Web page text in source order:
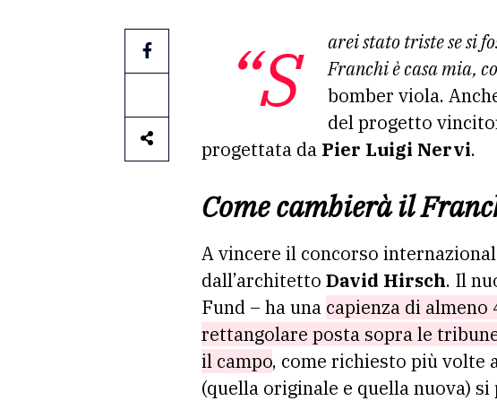
“Sarei stato triste se si fosse deciso di rifare un nuovo stadio senza ripartire dal Franchi. Il Franchi è casa mia,
bomber viola.
del progetto
progettata da Pier Luigi Nervi.
Come cambierà il
A vincere il concorso
dall’architetto David Hirsch. Il
Fund – ha una capienza di
rettangolare posta sopra le
il campo, come richiesto più volte
(quella originale e quella nuova) si